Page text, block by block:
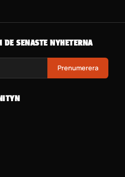
SENASTE NYHETERNA
Prenumerera